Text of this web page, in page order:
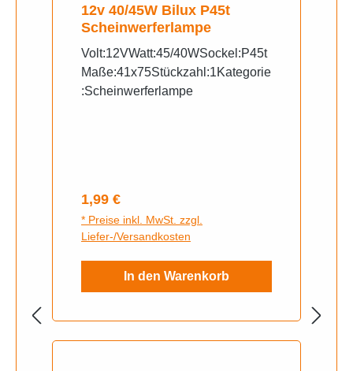
12v 40/45W Bilux P45t
Scheinwerferlampe
Volt:12VWatt:45/40WSockel:P45t
Maße:41x75Stückzahl:1Kategorie
:Scheinwerferlampe
Regulärer Preis:
1,99 €
* Preise inkl. MwSt. zzgl.
Liefer-/Versandkosten
In den Warenkorb